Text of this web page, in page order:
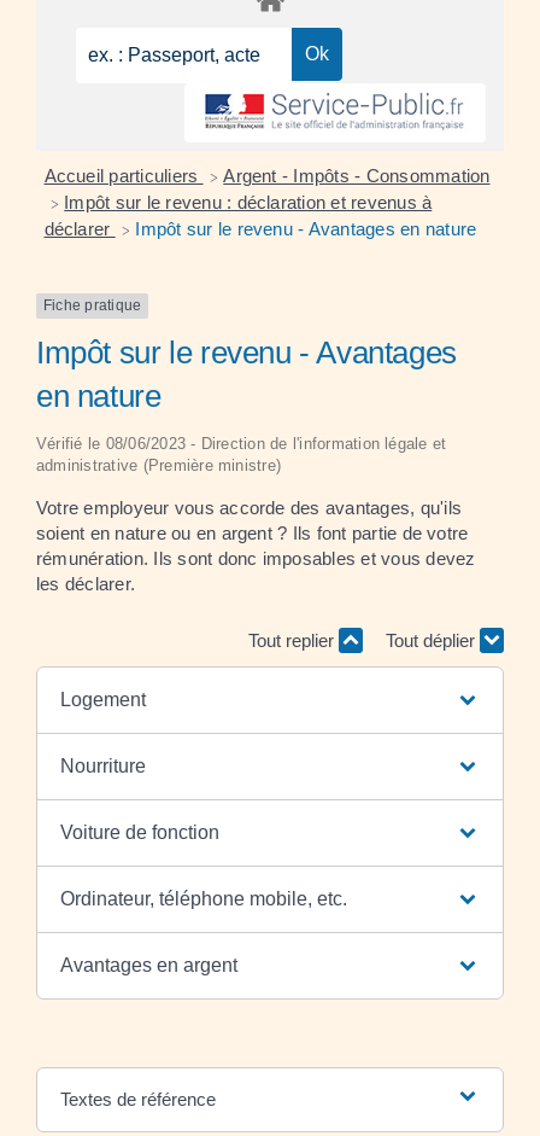
Accueil particuliers > Argent - Impôts - Consommation
> Impôt sur le revenu : déclaration et revenus à
déclarer
> Impôt sur le revenu - Avantages en nature
Fiche pratique
Impôt sur le revenu - Avantages
en nature
Vérifié le 08/06/2023 - Direction de l'information légale et
administrative (Première ministre)
Votre employeur vous accorde des avantages, qu'ils
soient en nature ou en argent ? Ils font partie de votre
rémunération. Ils sont donc imposables et vous devez
les déclarer.
Tout replier Tout déplier
Logement
Nourriture
Voiture de fonction
Ordinateur, téléphone mobile, etc.
Avantages en argent
Textes de référence